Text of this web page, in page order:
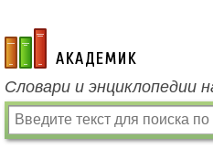
academic.ru
Словари и энциклопедии